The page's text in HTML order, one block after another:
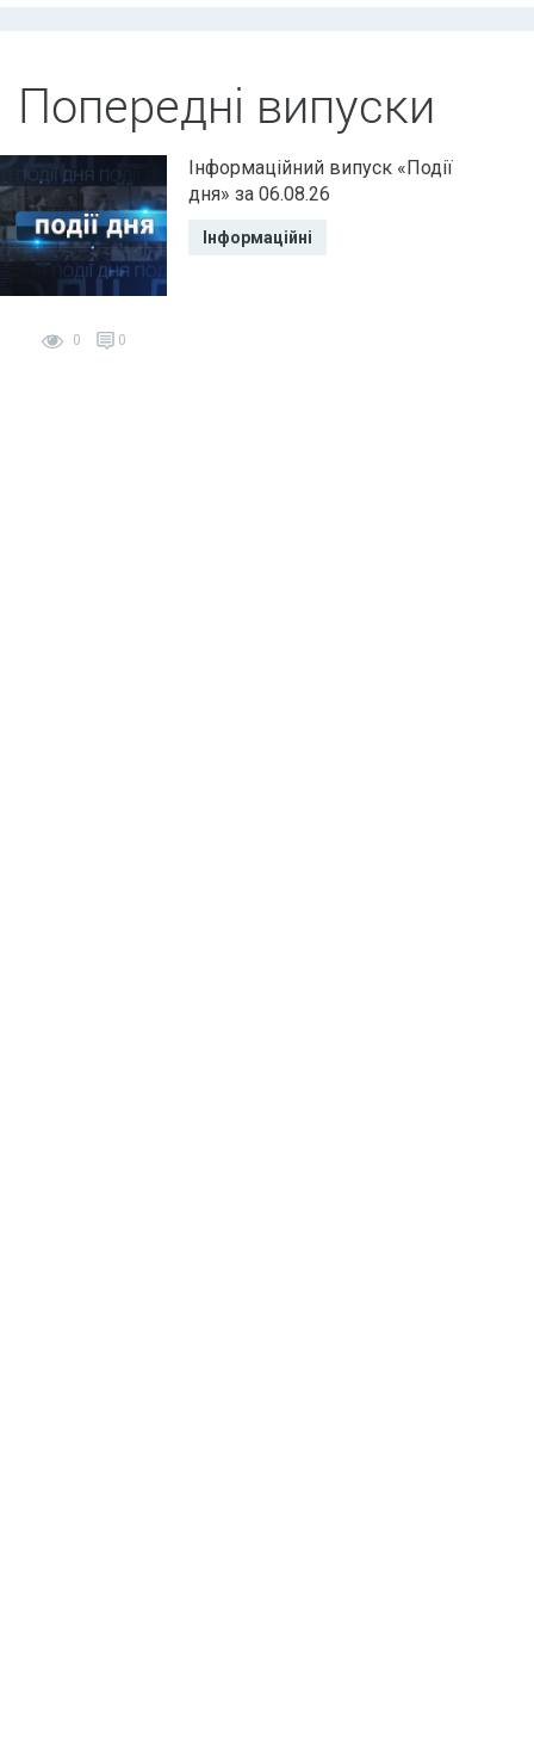
Попередні випуски
0 0
Інформаційний випуск «Події
дня» за 06.08.26
Інформаційні